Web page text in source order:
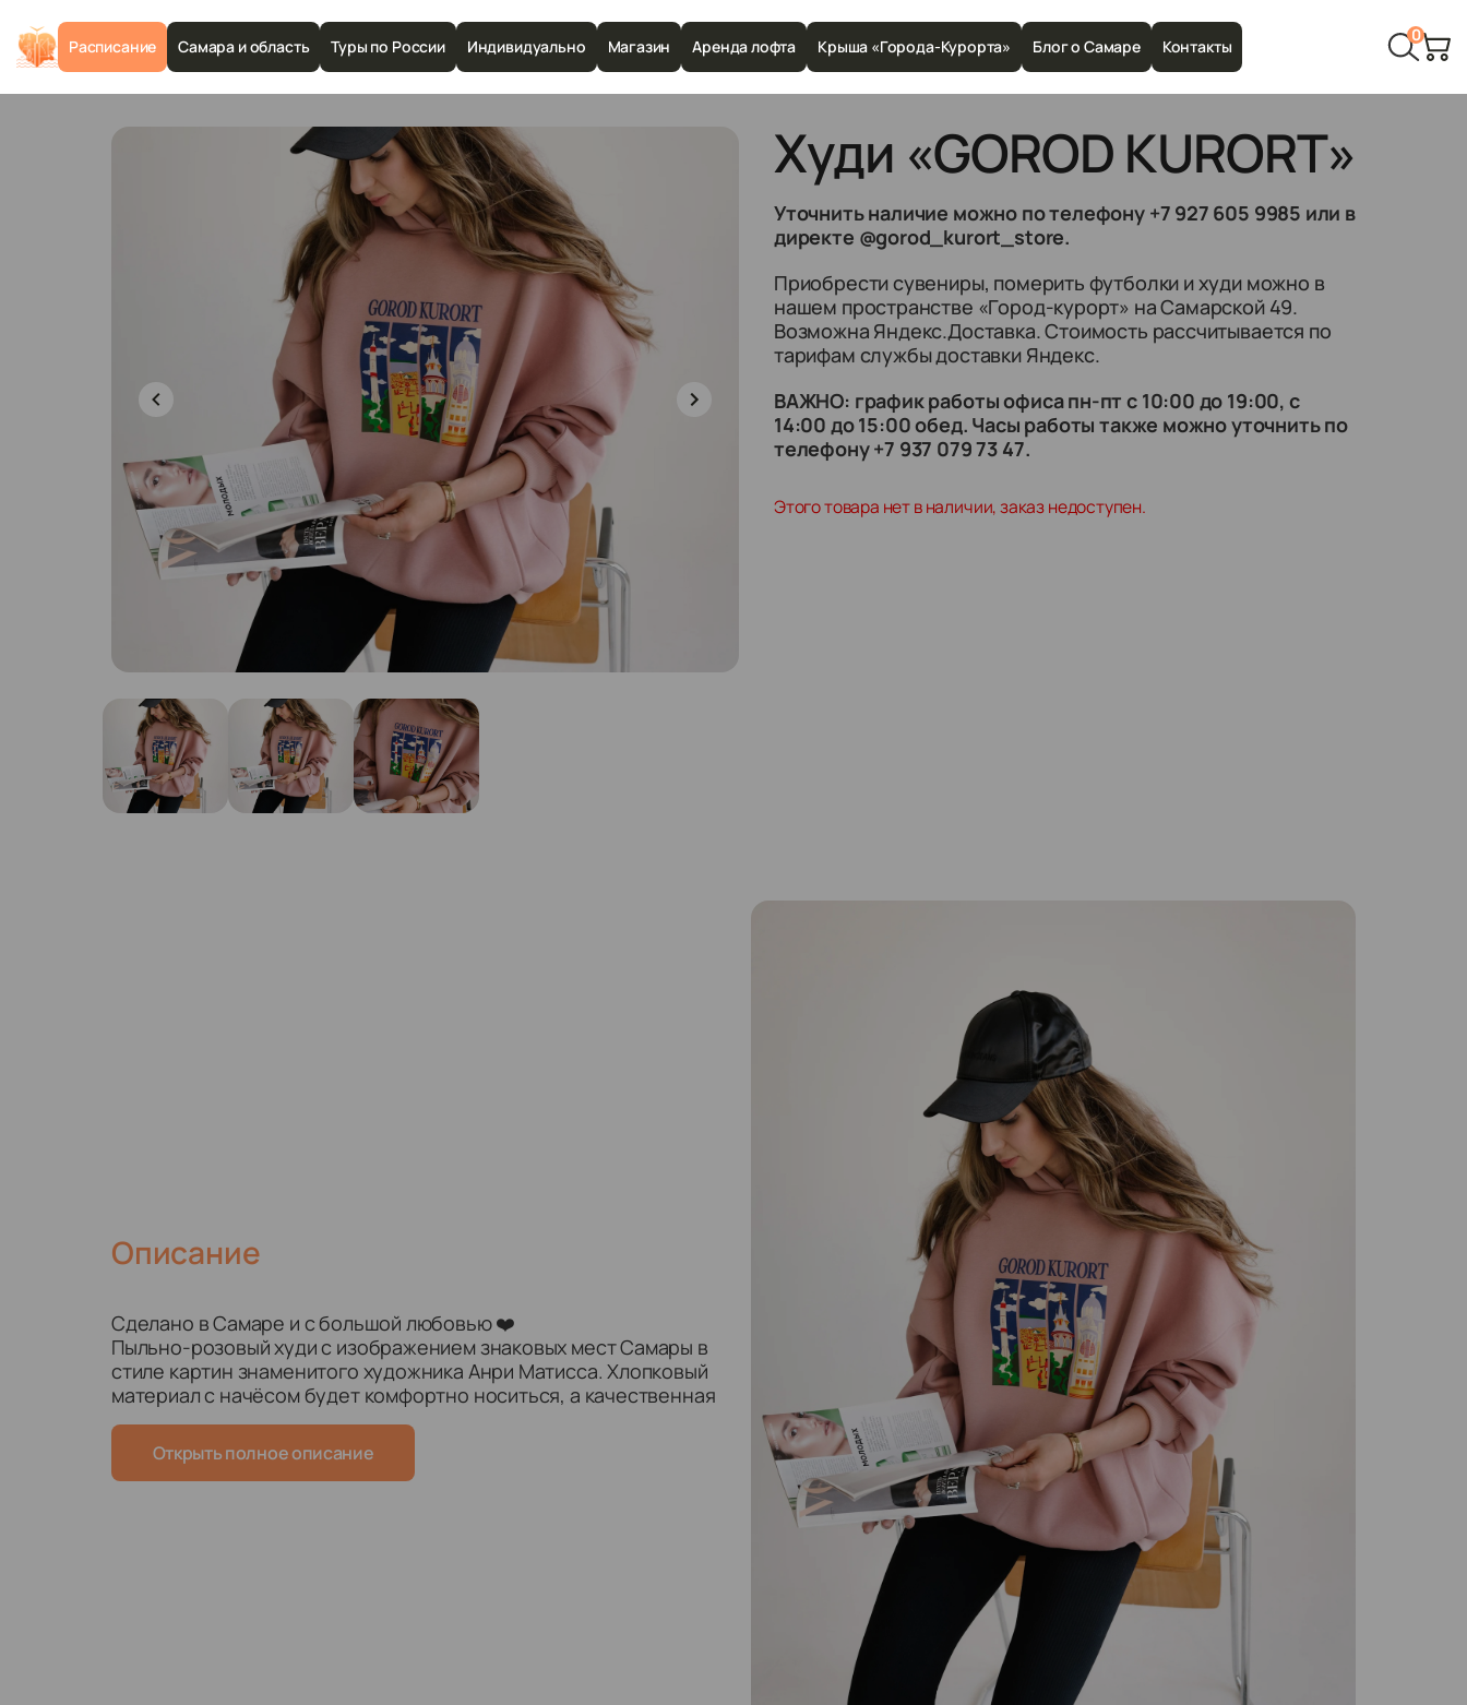
Расписание Самара и область Туры по России Индивидуально Магазин Аренда лофта Крыша «Города-Курорта» Блог о Самаре Контакты
0
Худи «GOROD KURORT»
Уточнить наличие можно по телефону +7 927 605 9985 или в
директе @gorod_kurort_store.
Приобрести сувениры, померить футболки и худи можно в
нашем пространстве «Город-курорт» на Самарской 49.
Возможна Яндекс.Доставка. Стоимость рассчитывается по
тарифам службы доставки Яндекс.
ВАЖНО: график работы офиса пн-пт с 10:00 до 19:00, с
14:00 до 15:00 обед. Часы работы также можно уточнить по
телефону +7 937 079 73 47.
Этого товара нет в наличии, заказ недоступен.
Описание
Сделано в Самаре и с большой любовью ❤️
Пыльно-розовый худи с изображением знаковых мест Самары в
стиле картин знаменитого художника Анри Матисса. Хлопковый
материал с начёсом будет комфортно носиться, а качественная
печать не потускнеет и не потрескается после нескольких
(десятков!) стирок.
📍Размер – ONE SIZE
Открыть полное описание